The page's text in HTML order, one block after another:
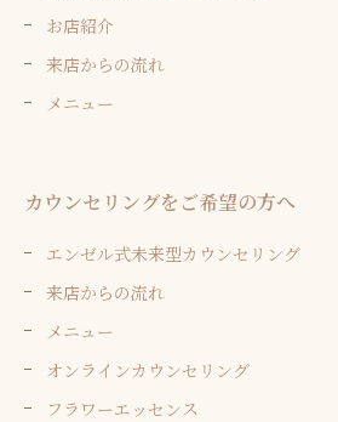
お店紹介
来店からの流れ
メニュー
カウンセリングをご希望の方へ
エンゼル式未来型カウンセリング
来店からの流れ
メニュー
オンラインカウンセリング
フラワーエッセンス